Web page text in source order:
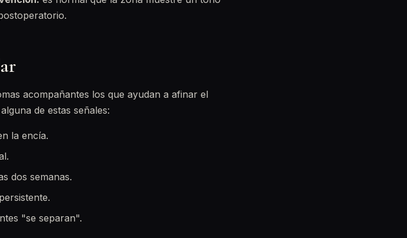
acompañantes los que ayudan a afinar el
de estas señales:
la encía.
dos semanas.
"se separan".